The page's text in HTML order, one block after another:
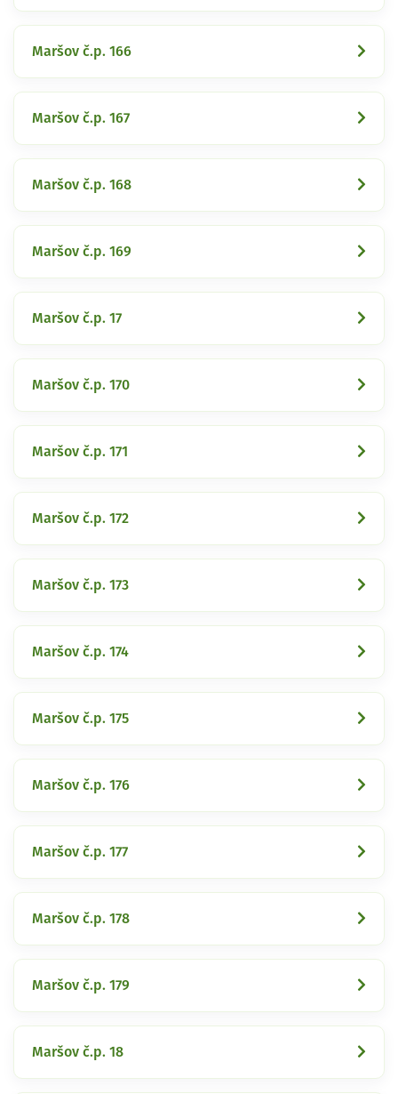
Maršov č.p. 166
Maršov č.p. 167
Maršov č.p. 168
Maršov č.p. 169
Maršov č.p. 17
Maršov č.p. 170
Maršov č.p. 171
Maršov č.p. 172
Maršov č.p. 173
Maršov č.p. 174
Maršov č.p. 175
Maršov č.p. 176
Maršov č.p. 177
Maršov č.p. 178
Maršov č.p. 179
Maršov č.p. 18